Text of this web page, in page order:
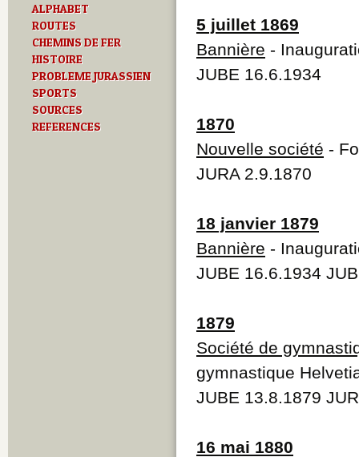
Problème jurassien
Q
R
S
T
Textes
U
Z
ALPHABET
ROUTES
CHEMINS DE FER
HISTOIRE
PROBLEME JURASSIEN
SPORTS
SOURCES
REFERENCES
5 juillet 1869
Bannière -
JUBE 16.6.1934
1870
Nouvelle société -
JURA 2.9.1870
18 janvier 1879
Bannière -
JUBE 16.6.1934
1879
Société de
gymnastique
JUBE 13.8.1879
16 mai 1880